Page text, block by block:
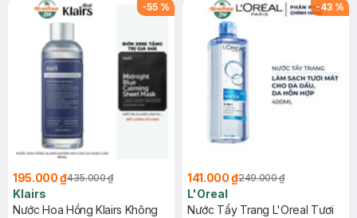
-55 %
195.000 ₫435.000 ₫
Klairs
Nước Hoa Hồng Klairs Không
-43 %
141.000 ₫249.000 ₫
L'Oreal
Nước Tẩy Trang L'Oreal Tươi